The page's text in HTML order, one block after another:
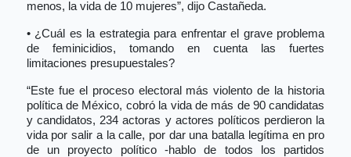
menos, la vida de 10 mujeres”, dijo Castañeda.
• ¿Cuál es la estrategia para enfrentar el grave problema
de feminicidios, tomando en cuenta las fuertes
limitaciones presupuestales?
“Este fue el proceso electoral más violento de la historia
política de México, cobró la vida de más de 90 candidatas
y candidatos, 234 actoras y actores políticos perdieron la
vida por salir a la calle, por dar una batalla legítima en pro
de un proyecto político -hablo de todos los partidos